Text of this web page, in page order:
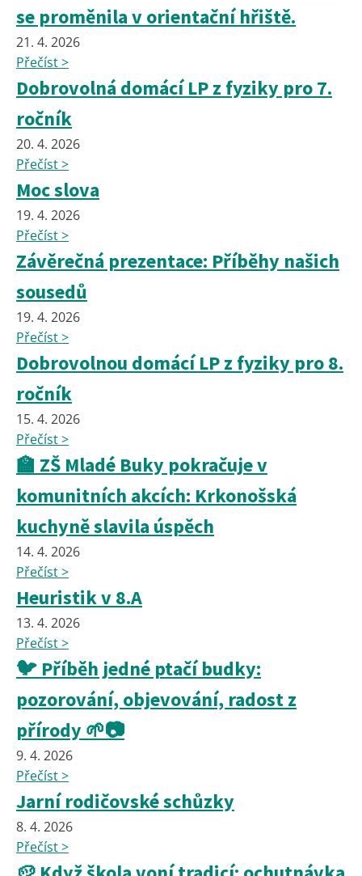
se proměnila v orientační hřiště.
21. 4. 2026
Přečíst >
Dobrovolná domácí LP z fyziky pro 7.
ročník
20. 4. 2026
Přečíst >
Moc slova
19. 4. 2026
Přečíst >
Závěrečná prezentace: Příběhy našich
sousedů
19. 4. 2026
Přečíst >
Dobrovolnou domácí LP z fyziky pro 8.
ročník
15. 4. 2026
Přečíst >
🏫 ZŠ Mladé Buky pokračuje v
komunitních akcích: Krkonošská
kuchyně slavila úspěch
14. 4. 2026
Přečíst >
Heuristik v 8.A
13. 4. 2026
Přečíst >
🐦 Příběh jedné ptačí budky:
pozorování, objevování, radost z
přírody 🌱📷
9. 4. 2026
Přečíst >
Jarní rodičovské schůzky
8. 4. 2026
Přečíst >